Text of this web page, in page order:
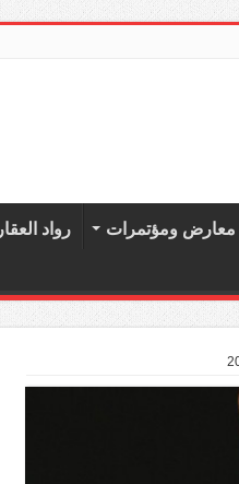
معارض ومؤتمرات رواد العقار